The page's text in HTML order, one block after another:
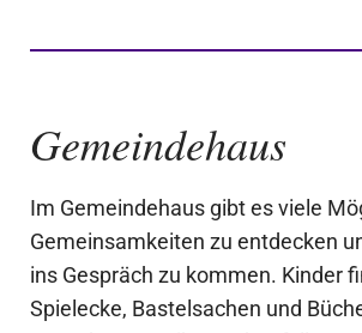
Gemeindehaus
Im Gemeindehaus gibt es viele
Gemeinsamkeiten zu entdecken
ins Gespräch zu kommen. Kinder
Spielecke, Bastelsachen und